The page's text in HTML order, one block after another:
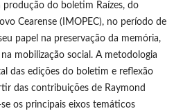
do boletim Raízes, do
Cearense (IMOPEC), no período de
papel na preservação da memória,
mobilização social. A metodologia
das edições do boletim e reflexão
das contribuições de Raymond
os principais eixos temáticos